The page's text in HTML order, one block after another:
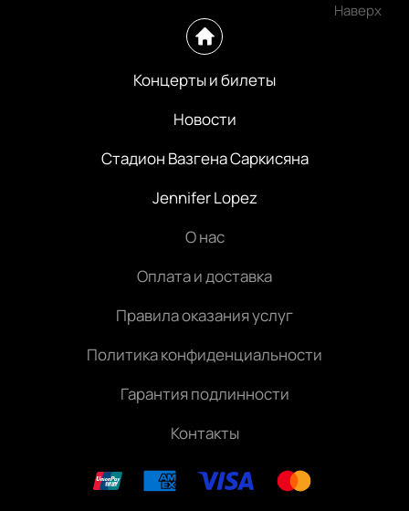
Наверх
Концерты и билеты
Новости
Стадион Вазгена Саркисяна
Jennifer Lopez
О нас
Оплата и доставка
Правила оказания услуг
Политика конфиденциальности
Гарантия подлинности
Контакты